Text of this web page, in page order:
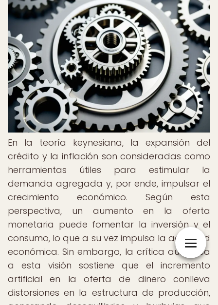
En la teoría keynesiana, la expansión del
crédito y la inflación son consideradas como
herramientas útiles para estimular la
demanda agregada y, por ende, impulsar el
crecimiento económico. Según esta
perspectiva, un aumento en la oferta
monetaria puede fomentar la inversión y el
consumo, lo que a su vez impulsa la actividad
económica. Sin embargo, la crítica austriaca
a esta visión sostiene que el incremento
artificial en la oferta de dinero conlleva
distorsiones en la estructura de producción,